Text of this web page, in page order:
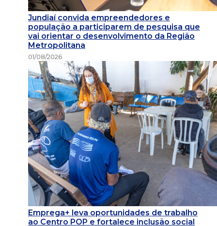
Jundiaí convida empreendedores e
população a participarem de pesquisa que
vai orientar o desenvolvimento da Região
Metropolitana
01/08/2026
Emprega+ leva oportunidades de trabalho
ao Centro POP e fortalece inclusão social